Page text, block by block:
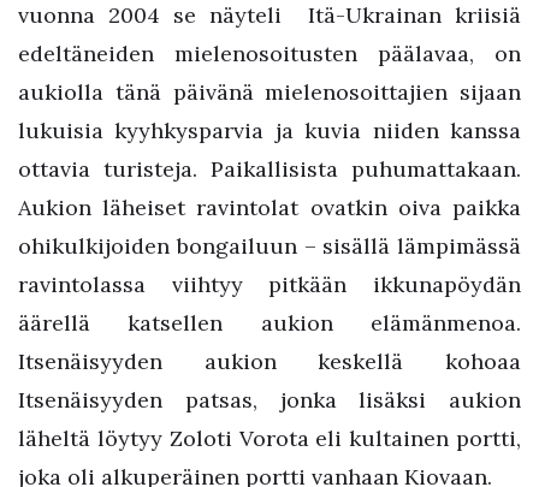
vuonna 2004 se näyteli Itä-Ukrainan kriisiä
edeltäneiden mielenosoitusten päälavaa, on
aukiolla tänä päivänä mielenosoittajien sijaan
lukuisia kyyhkysparvia ja kuvia niiden kanssa
ottavia turisteja. Paikallisista puhumattakaan.
Aukion läheiset ravintolat ovatkin oiva paikka
ohikulkijoiden bongailuun – sisällä lämpimässä
ravintolassa viihtyy pitkään ikkunapöydän
äärellä katsellen aukion elämänmenoa.
Itsenäisyyden aukion keskellä kohoaa
Itsenäisyyden patsas, jonka lisäksi aukion
läheltä löytyy Zoloti Vorota eli kultainen portti,
joka oli alkuperäinen portti vanhaan Kiovaan.